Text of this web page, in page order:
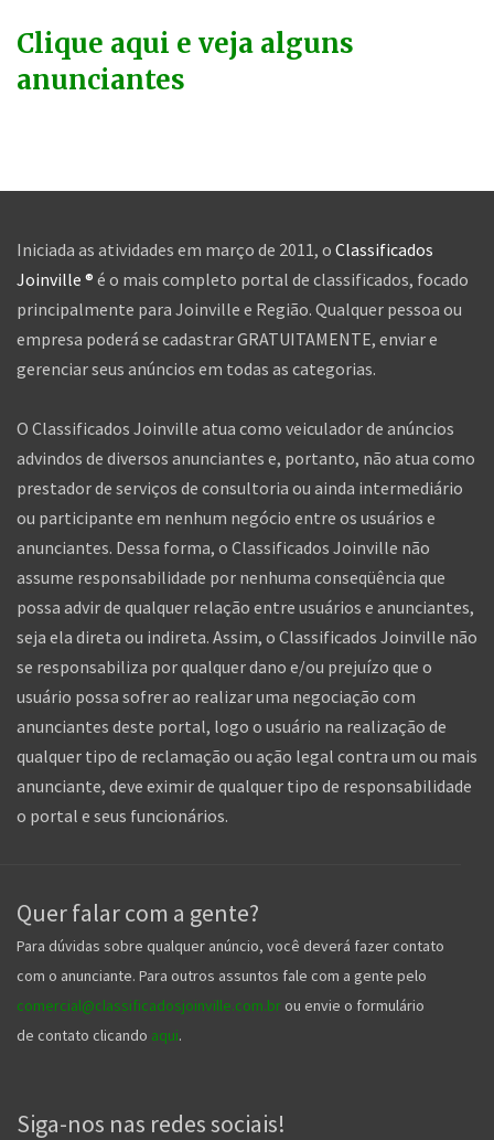
Clique aqui e veja alguns
anunciantes
Iniciada as atividades em março de 2011, o Classificados
Joinville ® é o mais completo portal de classificados, focado
principalmente para Joinville e Região. Qualquer pessoa ou
empresa poderá se cadastrar GRATUITAMENTE, enviar e
gerenciar seus anúncios em todas as categorias.
O Classificados Joinville atua como veiculador de anúncios
advindos de diversos anunciantes e, portanto, não atua como
prestador de serviços de consultoria ou ainda intermediário
ou participante em nenhum negócio entre os usuários e
anunciantes. Dessa forma, o Classificados Joinville não
assume responsabilidade por nenhuma conseqüência que
possa advir de qualquer relação entre usuários e anunciantes,
seja ela direta ou indireta. Assim, o Classificados Joinville não
se responsabiliza por qualquer dano e/ou prejuízo que o
usuário possa sofrer ao realizar uma negociação com
anunciantes deste portal, logo o usuário na realização de
qualquer tipo de reclamação ou ação legal contra um ou mais
anunciante, deve eximir de qualquer tipo de responsabilidade
o portal e seus funcionários.
Quer falar com a gente?
Para dúvidas sobre qualquer anúncio, você deverá fazer contato
com o anunciante. Para outros assuntos fale com a gente pelo
comercial@classificadosjoinville.com.br ou envie o formulário
de contato clicando aqui.
Siga-nos nas redes sociais!